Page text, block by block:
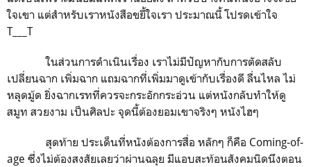
ใจเขา แต่สำหรับเราหนังสือขยี้ใจเรา ประมาณนี้ โปรดเข้าใจ
T___T
ในส่วนการดำเนินเรื่อง เราไม่มีปัญหากับการตัดสลับ
เปลี่ยนฉาก เพิ่มฉาก แถมฉากที่เพิ่มมาดูเข้ากับเรื่องดี ลื่นไหล ไม่
หลุดมู้ด ยิ่งฉากเรทที่ควรจะกระอักกระอ่วน แต่หนังกลับทำให้ดู
สมูท สวยงาม เป็นศิลปะ จุดนี้ต้องยอมเขาจริงๆ หนังไฮๆ
สุดท้าย ประเด็นที่หนังต้องการสื่อ หลักๆ ก็คือ Coming-of-
age ซึ่งไม่ต้องสงสัยเลยว่าผ่านฉลุย มีแอบสะท้อนสังคมนิดนึงตอน